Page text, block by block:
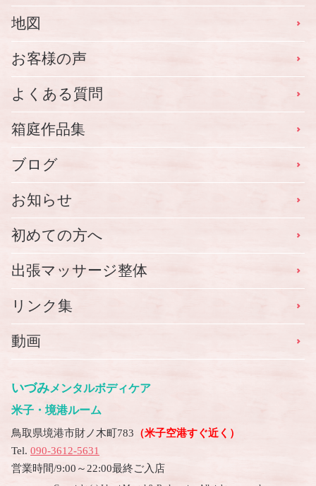
いづみメンタルボディケア
米子・境港ルーム
鳥取県境港市財ノ木町783 （米子空港すぐ近く）
Tel. 090-3612-5631
営業時間/9:00～22:00最終ご入店
地図
お客様の声
よくある質問
箱庭作品集
ブログ
お知らせ
初めての方へ
出張マッサージ整体
リンク集
動画